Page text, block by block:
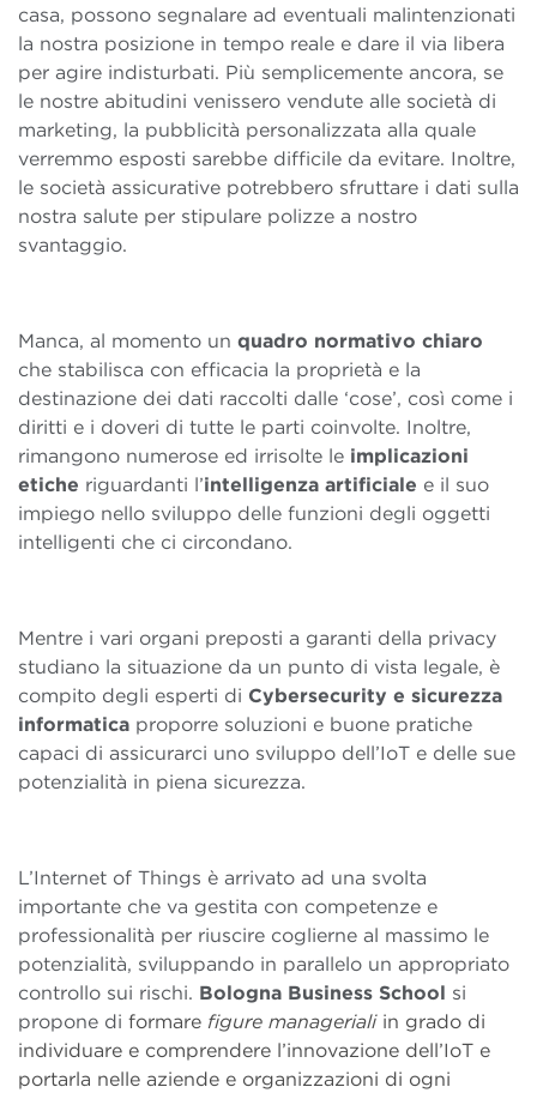
casa, possono segnalare ad eventuali malintenzionati
la nostra posizione in tempo reale e dare il via libera
per agire indisturbati. Più semplicemente ancora, se
le nostre abitudini venissero vendute alle società di
marketing, la pubblicità personalizzata alla quale
verremmo esposti sarebbe difficile da evitare. Inoltre,
le società assicurative potrebbero sfruttare i dati sulla
nostra salute per stipulare polizze a nostro
svantaggio.
Manca, al momento un quadro normativo chiaro
che stabilisca con efficacia la proprietà e la
destinazione dei dati raccolti dalle ‘cose’, così come i
diritti e i doveri di tutte le parti coinvolte. Inoltre,
rimangono numerose ed irrisolte le implicazioni
etiche riguardanti l’intelligenza artificiale e il suo
impiego nello sviluppo delle funzioni degli oggetti
intelligenti che ci circondano.
Mentre i vari organi preposti a garanti della privacy
studiano la situazione da un punto di vista legale, è
compito degli esperti di Cybersecurity e sicurezza
informatica proporre soluzioni e buone pratiche
capaci di assicurarci uno sviluppo dell’IoT e delle sue
potenzialità in piena sicurezza.
L’Internet of Things è arrivato ad una svolta
importante che va gestita con competenze e
professionalità per riuscire coglierne al massimo le
potenzialità, sviluppando in parallelo un appropriato
controllo sui rischi. Bologna Business School si
propone di formare figure managerialiin grado di
individuare e comprendere l’innovazione dell’IoT e
portarla nelle aziende e organizzazioni di ogni